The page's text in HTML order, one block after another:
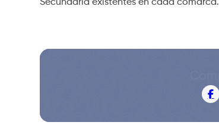
Secundaria existentes en cada comarca.